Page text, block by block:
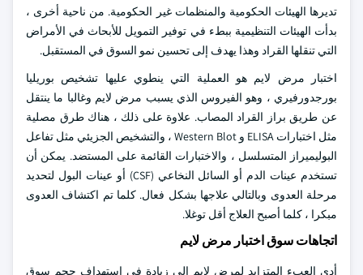
تديرها الهيئات الحكومية والمنظمات غير الحكومية. من ناحية أخرى ،
بدأت الهيئات التنظيمية ببطء في توفير التمويل للأبحاث في الأمراض
التي تنقلها القراد وهذا يهدف إلى تحسين نمو السوق في المستقبل.
اختبار مرض لايم هو العملية التي ينطوي عليها تشخيص بوريليا
بورجدورفيري ، وهو الفيروس الذي يسبب مرض لايم وغالبا ما ينتقل
عن طريق براز القراد المصاب. علاوة على ذلك ، هناك طرق مصلية
مثل اختبارات ELISA و Western Blot ، والتشخيص الجزيئي مثل تفاعل
البوليميراز المتسلسل ، والاختبارات القائمة على المستضد. يمكن أن
تستخدم عينات الدم أو السائل النخاعي (CSF) أو عينات البول لتحديد
مرحلة العدوى وبالتالي علاجها بشكل فعال. كلما تم اكتشاف العدوى
مبكرا ، كلما أصبح العلاج أقل توغلا.
اتجاهات سوق اختبار مرض لايم
أدى العبء المتزايد لمرض لايم إلى زيادة في استهداف حجم سوق